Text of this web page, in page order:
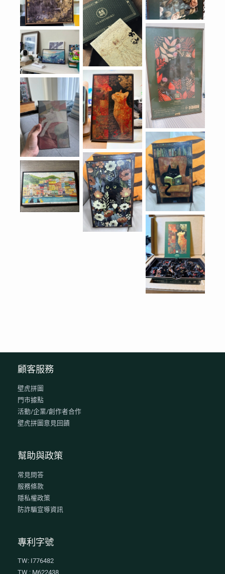
顧客服務
壁虎拼圖
門市據點
活動/企業/創作者合作
壁虎拼圖意見回饋
幫助與政策
常見問答
服務條款
隱私權政策
防詐騙宣導資訊
專利字號
TW: I776482
TW : M622438